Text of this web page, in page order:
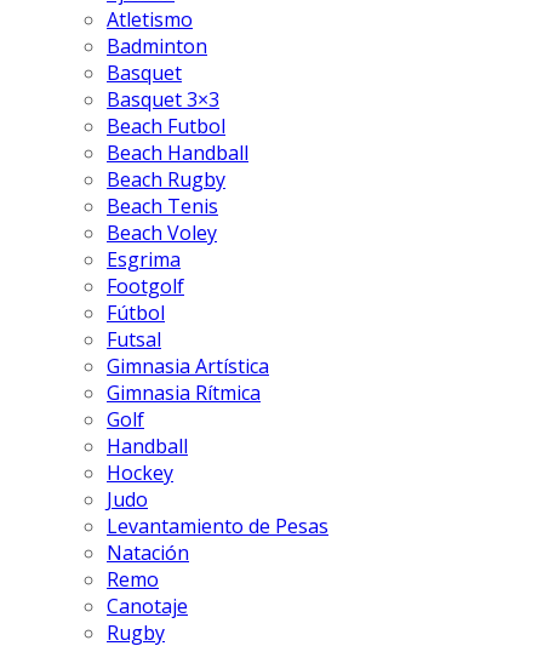
Atletismo
Badminton
Basquet
Basquet 3×3
Beach Futbol
Beach Handball
Beach Rugby
Beach Tenis
Beach Voley
Esgrima
Footgolf
Fútbol
Futsal
Gimnasia Artística
Gimnasia Rítmica
Golf
Handball
Hockey
Judo
Levantamiento de Pesas
Natación
Remo
Canotaje
Rugby